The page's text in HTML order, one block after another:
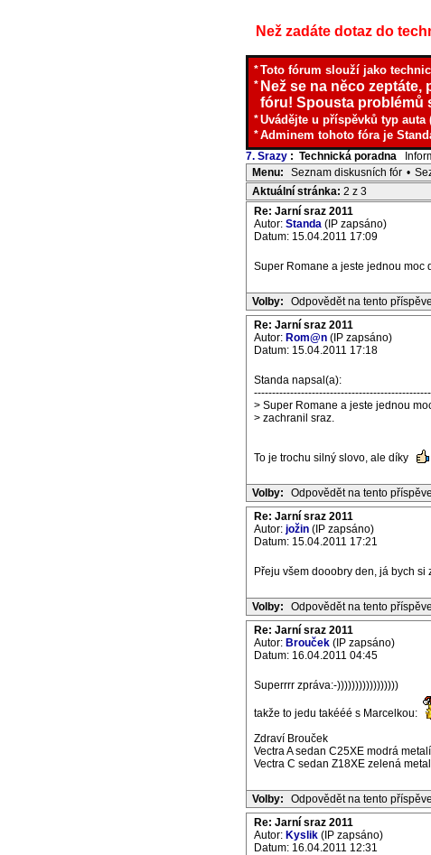
Než zadáte dotaz do
*Toto fórum slouží jako
* Než se na něco
fóru! Spousta problémů
*Uvádějte u příspěvků typ auta
*Adminem tohoto fóra je
7. Srazy : Technická poradna
Menu: Seznam diskusních fór •
Aktuální stránka: 2 z 3
Re: Jarní sraz 2011
Autor: Standa (IP zapsáno)
Datum: 15.04.2011 17:09
Super Romane a jeste jednou moc
Volby: Odpovědět na tento
Re: Jarní sraz 2011
Autor: Rom@n (IP zapsáno)
Datum: 15.04.2011 17:18
Standa napsal(a):
> Super Romane a jeste jednou
> zachranil sraz.
To je trochu silný slovo, ale díky
Volby: Odpovědět na tento
Re: Jarní sraz 2011
Autor: jožin (IP zapsáno)
Datum: 15.04.2011 17:21
Přeju všem dooobry den, já bych
Volby: Odpovědět na tento
Re: Jarní sraz 2011
Autor: Brouček (IP zapsáno)
Datum: 16.04.2011 04:45
Superrrr zpráva:-)))))))))))))))))
takže to jedu takééé s Marcelkou:
Zdraví Brouček
Vectra A sedan C25XE modrá
Vectra C sedan Z18XE zelená
Volby: Odpovědět na tento
Re: Jarní sraz 2011
Autor: Kyslik (IP zapsáno)
Datum: 16.04.2011 12:31